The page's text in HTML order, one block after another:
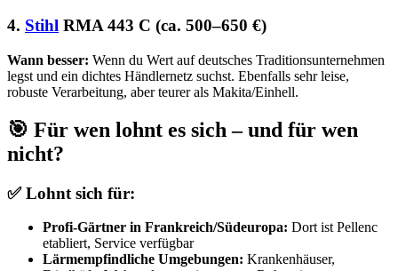
4. Stihl RMA 443 C (ca. 500–650 €)
Wann besser: Wenn du Wert auf deutsches Traditionsunternehmen
legst und ein dichtes Händlernetz suchst. Ebenfalls sehr leise,
robuste Verarbeitung, aber teurer als Makita/Einhell.
🎯 Für wen lohnt es sich – und für wen
nicht?
✅ Lohnt sich für:
Profi-Gärtner in Frankreich/Südeuropa: Dort ist Pellenc
etabliert, Service verfügbar
Lärmempfindliche Umgebungen: Krankenhäuser,